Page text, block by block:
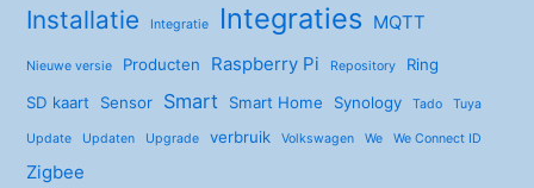
Installatie Integratie Integraties MQTT
Nieuwe versie Producten Raspberry Pi Repository
Ring
SD kaart
Sensor Smart Smart Home Synology Tado Tuya
Update Updaten Upgrade verbruik Volkswagen We We Connect ID
Zigbee